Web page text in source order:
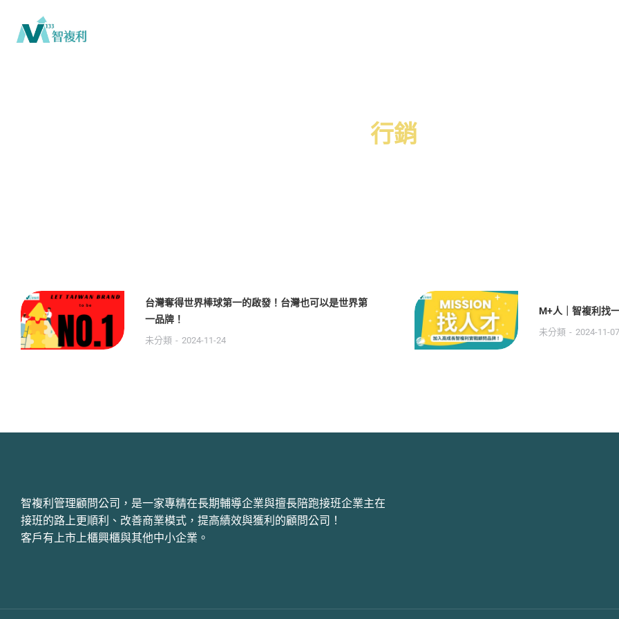
行銷
台灣奪得世界棒球第一的啟發！台灣也可以是世界第
一品牌！
未分類 2024-11-24
M+人｜智複利找
未分類 2024-11-07
智複利管理顧問公司，是一家專精在長期輔導企業與擅長陪跑接班企業主在
接班的路上更順利、改善商業模式，提高績效與獲利的顧問公司！
客戶有上市上櫃興櫃與其他中小企業。